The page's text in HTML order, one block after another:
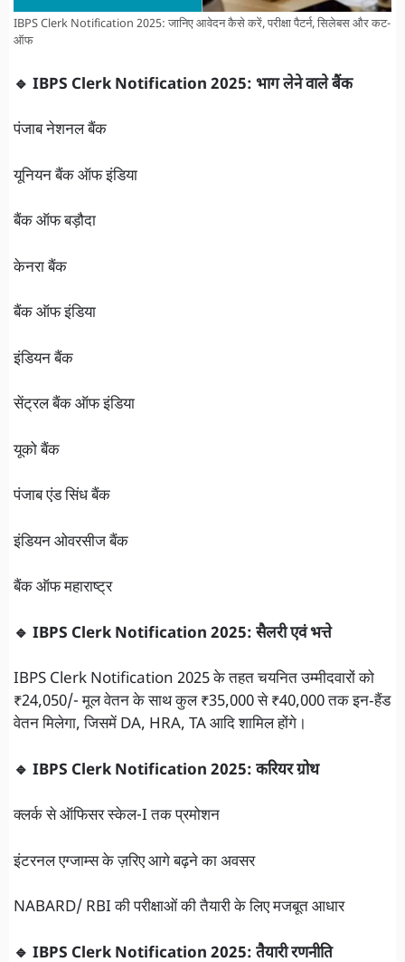
IBPS Clerk Notification 2025: जानिए आवेदन कैसे करें, परीक्षा पैटर्न, सिलेबस और कट-
ऑफ
🔹 IBPS Clerk Notification 2025: भाग लेने वाले बैंक
पंजाब नेशनल बैंक
यूनियन बैंक ऑफ इंडिया
बैंक ऑफ बड़ौदा
केनरा बैंक
बैंक ऑफ इंडिया
इंडियन बैंक
सेंट्रल बैंक ऑफ इंडिया
यूको बैंक
पंजाब एंड सिंध बैंक
इंडियन ओवरसीज बैंक
बैंक ऑफ महाराष्ट्र
🔹 IBPS Clerk Notification 2025: सैलरी एवं भत्ते
IBPS Clerk Notification 2025 के तहत चयनित उम्मीदवारों को
₹24,050/- मूल वेतन के साथ कुल ₹35,000 से ₹40,000 तक इन‑हैंड
वेतन मिलेगा, जिसमें DA, HRA, TA आदि शामिल होंगे।
🔹 IBPS Clerk Notification 2025: करियर ग्रोथ
क्लर्क से ऑफिसर स्केल-I तक प्रमोशन
इंटरनल एग्जाम्स के ज़रिए आगे बढ़ने का अवसर
NABARD/ RBI की परीक्षाओं की तैयारी के लिए मजबूत आधार
🔹 IBPS Clerk Notification 2025: तैयारी रणनीति